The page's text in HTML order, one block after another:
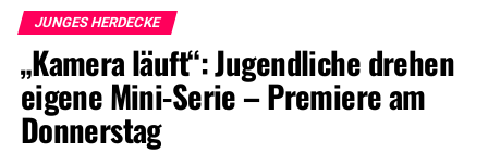
JUNGES HERDECKE
„Kamera läuft“: Jugendliche drehen
eigene Mini-Serie – Premiere am
Donnerstag